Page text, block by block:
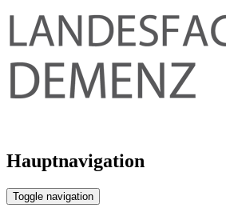
Hauptnavigation
Toggle navigation